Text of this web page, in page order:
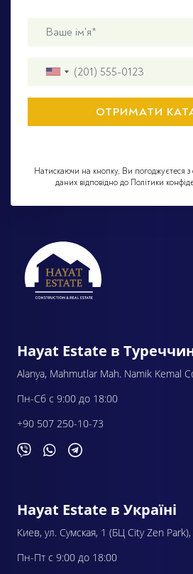
Натискаючи на кнопку, Ви погоджуєтеся
даних відповідно до Політики
Hayat Estate в
Alanya, Mahmutlar Mah. Namik Kemal
Пн-Сб с 9:00 до 18:00
+90 507 250-10-73
Hayat Estate в Україні
Киев, ул. Сумская, 1 (БЦ City Zen
Пн-Пт с 9:00 до 18:00